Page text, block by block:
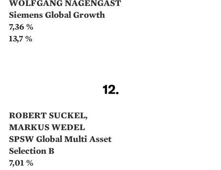
Allerdings hat er die unter anderem von Warren
Buffett popularisierte Anlagephilosophie für seine
Zwecke angepasst – und experimentiert seit einiger
Zeit auch mit künstlicher ­Intelligenz.
ANDREAS GRÜNEWALD
FIVV-MIC-Mandat-Rohstoffe
7,76 %